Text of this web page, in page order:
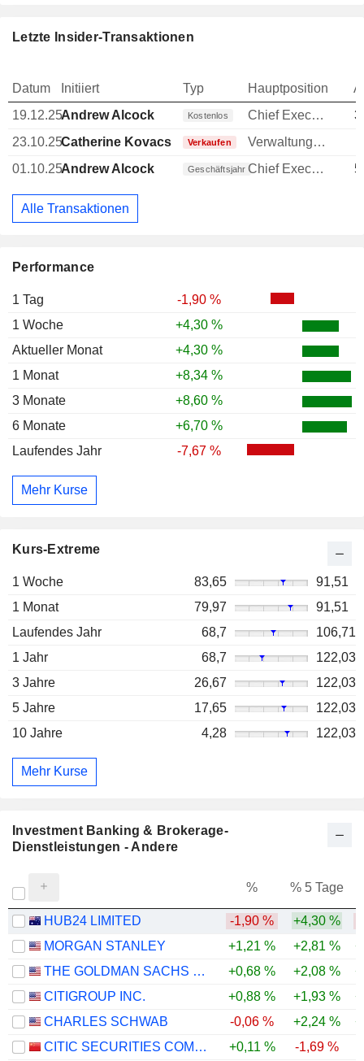
Performance
1 Tag
-1,90 %
1 Woche
+4,30 %
Aktueller Monat
+4,30 %
1 Monat
+8,34 %
3 Monate
+8,60 %
6 Monate
+6,70 %
Laufendes Jahr
-7,67 %
Mehr Kurse
Kurs-Extreme
1 Woche 83,65
91,51
1 Monat
79,97
91,51
Laufendes Jahr
68,7
106,71
1 Jahr
68,7
122,03
3 Jahre
26,67
122,03
5 Jahre
17,65
122,03
10 Jahre
4,28 122,03
Mehr Kurse
Letzte Insider-Transaktionen
Datum Initiiert Typ Hauptposition
19.12.25Andrew Alcock Kostenlos Chief Executive Officer (CEO)
23.10.25Catherine Kovacs Verkaufen Verwaltungsratsmitglied
01.10.25Andrew Alcock Geschäftsjahr Chief Executive Officer (CEO)
Alle Transaktionen
Investment Banking & Brokerage-
Dienstleistungen - Andere
% % 5 Tage
HUB24 LIMITED -1,90 % +4,30 %
MORGAN STANLEY
+1,21 % +2,81 %
THE GOLDMAN SACHS GROUP, INC.
+0,68 % +2,08 %
CITIGROUP INC.
+0,88 % +1,93 %
CHARLES SCHWAB
-0,06 % +2,24 %
CITIC SECURITIES COMPANY LIMITED
+0,11 % -1,69 %